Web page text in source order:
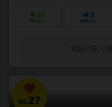
25
興味あり
9
経験あり
No.27